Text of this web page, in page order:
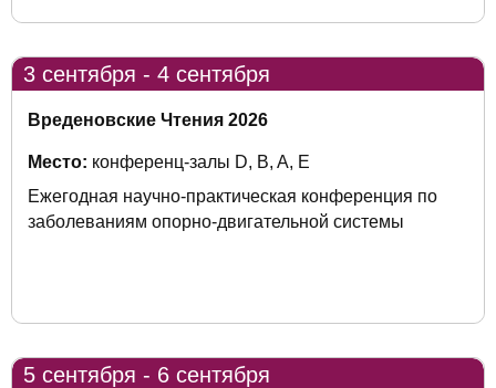
3 сентября - 4 сентября
Вреденовские Чтения 2026
Место: конференц-залы D, B, A, Е
Ежегодная научно-практическая конференция по
заболеваниям опорно-двигательной системы
5 сентября - 6 сентября